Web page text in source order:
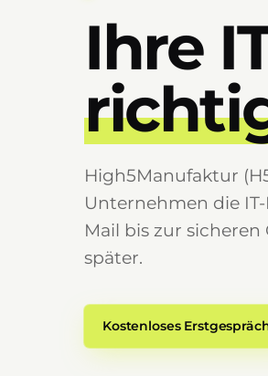
Ihre
High5Manufaktur
Unternehmen die
Mail bis zur
später.
Kostenloses